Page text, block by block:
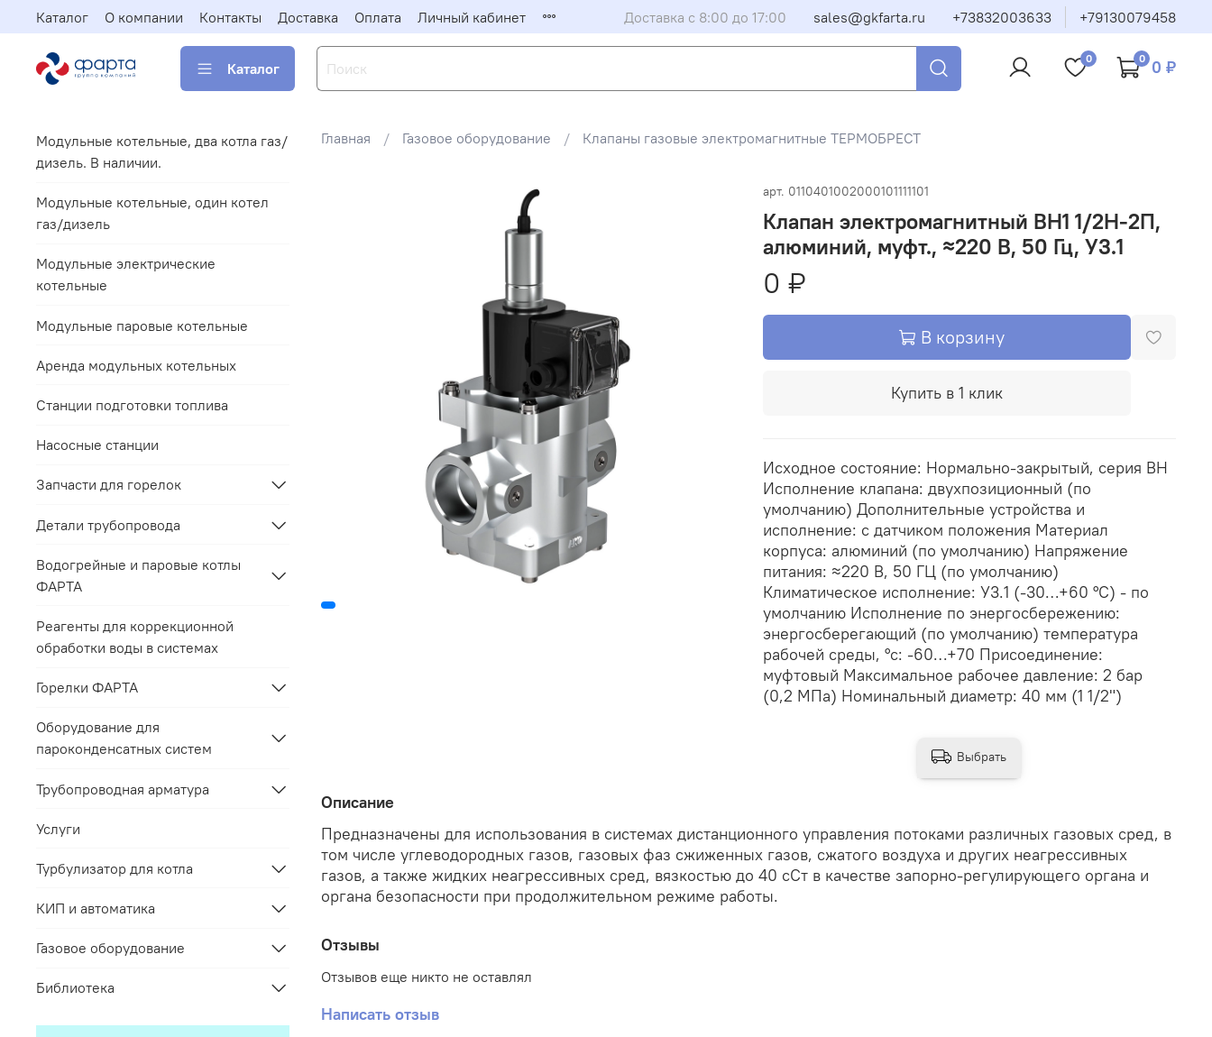
Каталог О компании Контакты Доставка Оплата Личный кабинет Доставка с 8:00 до 17:00 sales@gkfarta.ru +73832003633 +79130079458
Каталог
0 0 0 ₽
Главная Газовое оборудование Клапаны газовые электромагнитные ТЕРМОБРЕСТ
арт. 0110401002000101111101
Клапан электромагнитный ВН1 1/2Н-2П,
алюминий, муфт., ≈220 В, 50 Гц, У3.1
0 ₽
В корзину
Купить в 1 клик
Исходное состояние: Нормально-закрытый, серия ВН
Исполнение клапана: двухпозиционный (по
умолчанию) Дополнительные устройства и
исполнение: с датчиком положения Материал
корпуса: алюминий (по умолчанию) Напряжение
питания: ≈220 В, 50 ГЦ (по умолчанию)
Климатическое исполнение: У3.1 (-30…+60 °С) - по
умолчанию Исполнение по энергосбережению:
энергосберегающий (по умолчанию) температура
рабочей среды, °с: -60…+70 Присоединение:
муфтовый Максимальное рабочее давление: 2 бар
(0,2 МПа) Номинальный диаметр: 40 мм (1 1/2")
Описание
Предназначены для использования в системах дистанционного управления потоками различных газовых сред, в
том числе углеводородных газов, газовых фаз сжиженных газов, сжатого воздуха и других неагрессивных
газов, а также жидких неагрессивных сред, вязкостью до 40 сСт в качестве запорно-регулирующего органа и
органа безопасности при продолжительном режиме работы.
Отзывы
Отзывов еще никто не оставлял
Написать отзыв
Выбрать
Модульные котельные, два котла газ/
дизель. В наличии.
Модульные котельные, один котел
газ/дизель
Модульные электрические
котельные
Модульные паровые котельные
Аренда модульных котельных
Станции подготовки топлива
Насосные станции
Запчасти для горелок
Детали трубопровода
Водогрейные и паровые котлы
ФАРТА
Реагенты для коррекционной
обработки воды в системах
Горелки ФАРТА
Оборудование для
пароконденсатных систем
Трубопроводная арматура
Услуги
Турбулизатор для котла
КИП и автоматика
Газовое оборудование
Библиотека